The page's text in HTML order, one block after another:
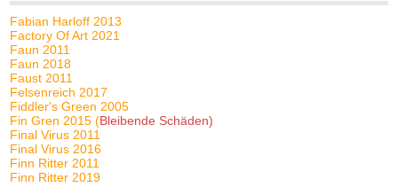
Fabian Harloff 2013
Factory Of Art 2021
Faun 2011
Faun 2018
Faust 2011
Felsenreich 2017
Fiddler's Green 2005
Fin Gren 2015 (Bleibende Schäden)
Final Virus 2011
Final Virus 2016
Finn Ritter 2011
Finn Ritter 2019